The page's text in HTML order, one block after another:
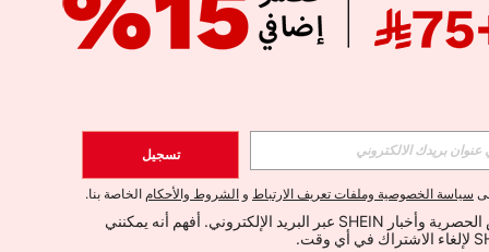
الإشتراك
اشتراك
تسجيل
سياسة الخصوصية وملفات تعريف الارتباط و الشروط والأحكام الخاصة بنا.
أود تلقي العروض الحصرية وأخبار SHEIN عبر البريد الإلكتروني. أفهم أنه يمكنني